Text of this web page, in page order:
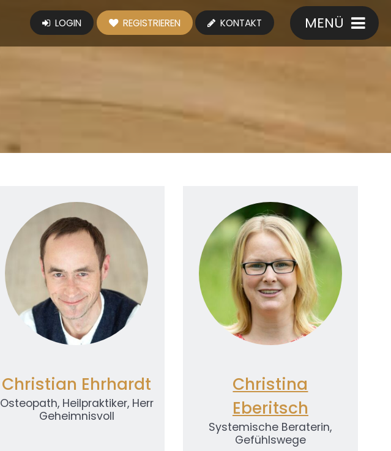
MENÜ
LOGIN REGISTRIEREN KONTAKT
Christian Ehrhardt
Osteopath, Heilpraktiker, Herr
Geheimnisvoll
Christina
Eberitsch
Systemische Beraterin,
Gefühlswege